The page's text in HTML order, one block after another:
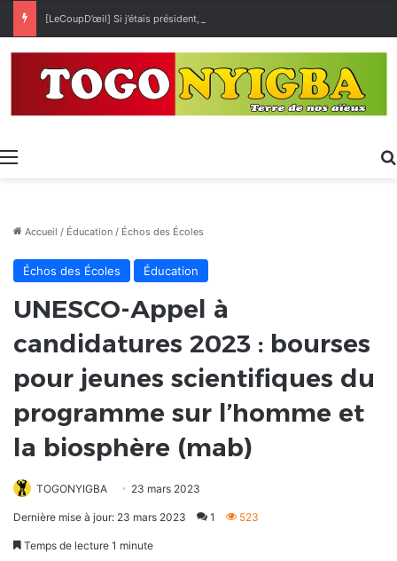
[LeCoupD’œil] Si j’étais président, ce que je ferai des « Évalas »
Menu
Accueil / Éducation / Échos des Écoles
Échos des Écoles Éducation
UNESCO-Appel à
candidatures 2023 : bourses
pour jeunes scientifiques du
programme sur l’homme et
la biosphère (mab)
TOGONYIGBA 23 mars 2023
Dernière mise à jour: 23 mars 2023 1 523
Temps de lecture 1 minute